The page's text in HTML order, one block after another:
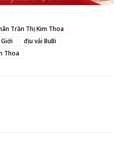
Trần Thị Kim Thoa
địu vải BuBi
Thoa